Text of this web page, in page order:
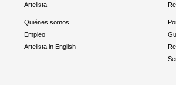
Artelista
Quiénes somos
Empleo
Artelista in English